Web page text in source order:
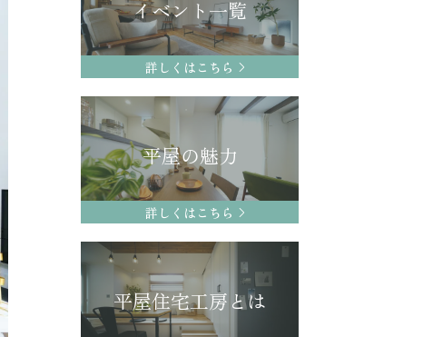
イベント一覧
詳しくはこちら
平屋の魅力
詳しくはこちら
平屋住宅工房とは